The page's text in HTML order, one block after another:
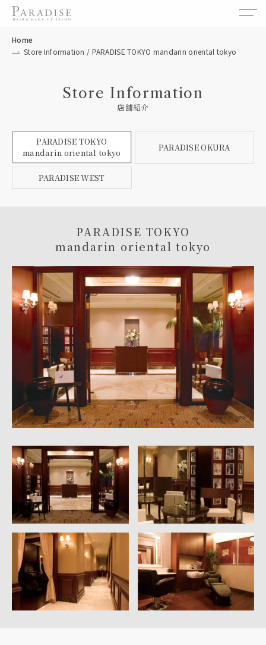
Home
Store Information / PARADISE TOKYO mandarin oriental tokyo
Store Information
店舗紹介
PARADISE TOKYO
mandarin oriental tokyo
PARADISE OKURA
PARADISE WEST
PARADISE TOKYO
mandarin oriental tokyo